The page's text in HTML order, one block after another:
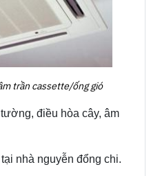
trần cassette/ống gió
điều hòa cây, âm
nhà nguyễn đổng chi.